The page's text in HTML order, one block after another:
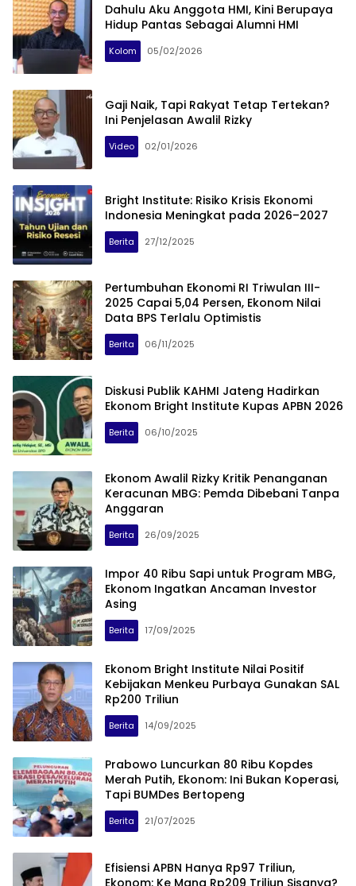
Dahulu Aku Anggota HMI, Kini Berupaya
Hidup Pantas Sebagai Alumni HMI
Kolom 05/02/2026
Gaji Naik, Tapi Rakyat Tetap Tertekan?
Ini Penjelasan Awalil Rizky
Video 02/01/2026
Bright Institute: Risiko Krisis Ekonomi
Indonesia Meningkat pada 2026–2027
Berita 27/12/2025
Pertumbuhan Ekonomi RI Triwulan III-
2025 Capai 5,04 Persen, Ekonom Nilai
Data BPS Terlalu Optimistis
Berita 06/11/2025
Diskusi Publik KAHMI Jateng Hadirkan
Ekonom Bright Institute Kupas APBN 2026
Berita 06/10/2025
Ekonom Awalil Rizky Kritik Penanganan
Keracunan MBG: Pemda Dibebani Tanpa
Anggaran
Berita 26/09/2025
Impor 40 Ribu Sapi untuk Program MBG,
Ekonom Ingatkan Ancaman Investor
Asing
Berita 17/09/2025
Ekonom Bright Institute Nilai Positif
Kebijakan Menkeu Purbaya Gunakan SAL
Rp200 Triliun
Berita 14/09/2025
Prabowo Luncurkan 80 Ribu Kopdes
Merah Putih, Ekonom: Ini Bukan Koperasi,
Tapi BUMDes Bertopeng
Berita 21/07/2025
Efisiensi APBN Hanya Rp97 Triliun,
Ekonom: Ke Mana Rp209 Triliun Sisanya?